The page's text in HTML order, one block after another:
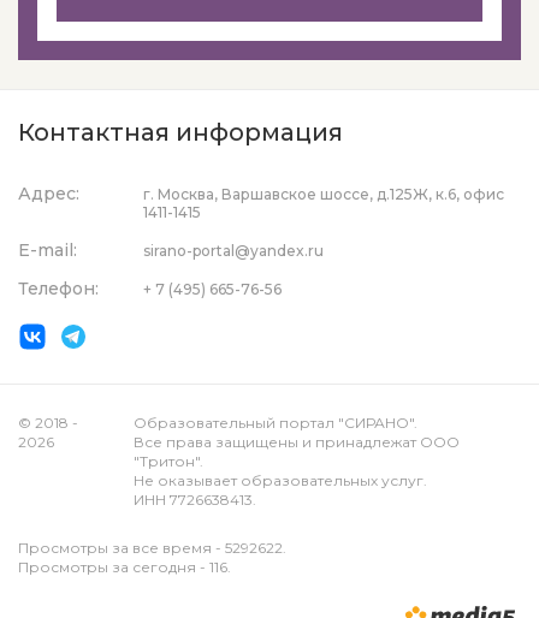
Контактная информация
Адрес:
г. Москва, Варшавское шоссе, д.125Ж, к.6, офис
1411-1415
E-mail: sirano-portal@yandex.ru
Телефон: + 7 (495) 665-76-56
© 2018 -
2026
Образовательный портал "СИРАНО".
Все права защищены и принадлежат ООО
"Тритон".
Не оказывает образовательных услуг.
ИНН 7726638413.
Просмотры за все время - 5292622.
Просмотры за сегодня - 116.